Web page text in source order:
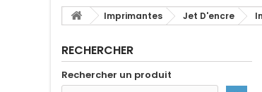
Imprimantes Jet D'encre
RECHERCHER
Rechercher un produit